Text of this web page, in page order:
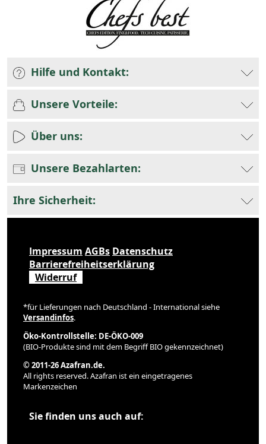
Hilfe und Kontakt:
Unsere Vorteile:
Über uns:
Unsere Bezahlarten:
Ihre Sicherheit:
Impressum AGBs Datenschutz
Barrierefreiheitserklärung
Widerruf
*für Lieferungen nach Deutschland - International siehe
Versandinfos.
Öko-Kontrollstelle: DE-ÖKO-009
(BIO-Produkte sind mit dem Begriff BIO gekennzeichnet)
© 2011-26 Azafran.de.
All rights reserved. Azafran ist ein eingetragenes
Markenzeichen
Sie finden uns auch auf: